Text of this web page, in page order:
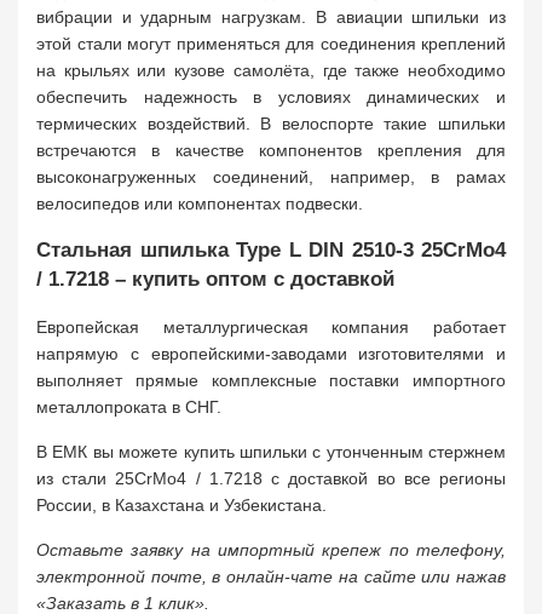
вибрации и ударным нагрузкам. В авиации шпильки из
этой стали могут применяться для соединения креплений
на крыльях или кузове самолёта, где также необходимо
обеспечить надежность в условиях динамических и
термических воздействий. В велоспорте такие шпильки
встречаются в качестве компонентов крепления для
высоконагруженных соединений, например, в рамах
велосипедов или компонентах подвески.
Стальная шпилька Type L DIN 2510-3 25CrMo4
/ 1.7218 – купить оптом с доставкой
Европейская металлургическая компания работает
напрямую с европейскими-заводами изготовителями и
выполняет прямые комплексные поставки импортного
металлопроката в СНГ.
В ЕМК вы можете купить шпильки с утонченным стержнем
из стали 25CrMo4 / 1.7218 с доставкой во все регионы
России, в Казахстана и Узбекистана.
Оставьте заявку на импортный крепеж по телефону,
электронной почте, в онлайн-чате на сайте или нажав
«Заказать в 1 клик».